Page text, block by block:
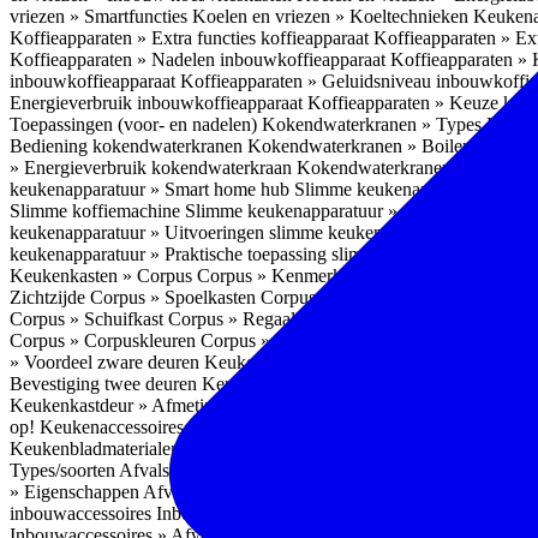
vriezen » Smartfuncties Koelen en vriezen » Koeltechnieken
Koffieapparaten » Extra functies koffieapparaat Koffieapparaten »
Koffieapparaten » Nadelen inbouwkoffieapparaat Koffieapparaten »
inbouwkoffieapparaat Koffieapparaten » Geluidsniveau
Energieverbruik inbouwkoffieapparaat Koffieapparaten » Keuze
Toepassingen (voor- en nadelen) Kokendwaterkranen » Types
Bediening kokendwaterkranen Kokendwaterkranen » Boilers
» Energieverbruik kokendwaterkraan Kokendwaterkranen »
keukenapparatuur » Smart home hub Slimme keukenapparatuur »
Slimme koffiemachine Slimme keukenapparatuur » Slimme stekker
keukenapparatuur » Uitvoeringen slimme keukenapparatuur
keukenapparatuur » Praktische toepassing slimme keukenapparatuur
Keukenkasten » Corpus Corpus » Kenmerken
Zichtzijde Corpus » Spoelkasten Corpus » Soorten keukenkasten
Corpus » Schuifkast Corpus » Regaalkast
Corpus » Corpuskleuren Corpus » Corpus in kleur
» Voordeel zware deuren Keukenkasten » Kastindeling
Bevestiging twee deuren Keukenkastdeur » Vaatwasserdeur
Keukenkastdeur » Afmetingen
op! KeukenaccessoiresKeukenaccessoires » Achterwanden
Keukenbladmaterialen als achterwand
Types/soorten Afvalsystemen » Installatie
» Eigenschappen Afvalsystemen » Inhoud
inbouwaccessoires Inbouwaccessoires » Bestek- en ladeindelingen